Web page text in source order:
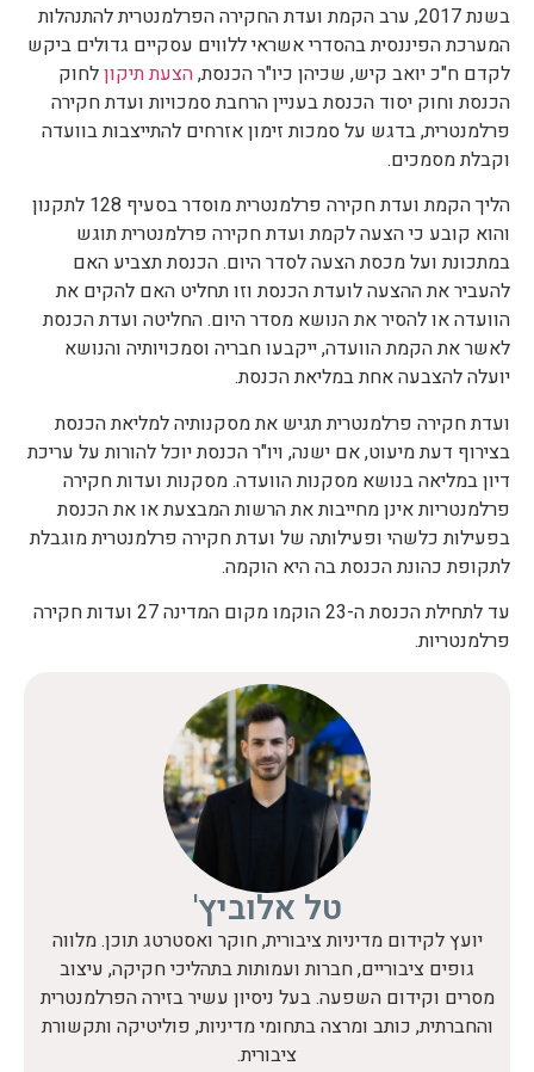
בשנת 2017, ערב הקמת ועדת החקירה הפרלמנטרית להתנהלות
המערכת הפיננסית בהסדרי אשראי ללווים עסקיים גדולים ביקש
לקדם ח"כ יואב קיש, שכיהן כיו"ר הכנסת,הצעת תיקוןלחוק
הכנסת וחוק יסוד הכנסת בעניין הרחבת סמכויות ועדת חקירה
פרלמנטרית, בדגש על סמכות זימון אזרחים להתייצבות בוועדה
וקבלת מסמכים.
הליך הקמת ועדת חקירה פרלמנטרית מוסדר בסעיף 128 לתקנון
והוא קובע כי הצעה לקמת ועדת חקירה פרלמנטרית תוגש
במתכונת ועל מכסת הצעה לסדר היום. הכנסת תצביע האם
להעביר את ההצעה לועדת הכנסת וזו תחליט האם להקים את
הוועדה או להסיר את הנושא מסדר היום. החליטה ועדת הכנסת
לאשר את הקמת הוועדה, ייקבעו חבריה וסמכויותיה והנושא
יועלה להצבעה אחת במליאת הכנסת.
ועדת חקירה פרלמנטרית תגיש את מסקנותיה למליאת הכנסת
בצירוף דעת מיעוט, אם ישנה, ויו"ר הכנסת יוכל להורות על עריכת
דיון במליאה בנושא מסקנות הוועדה. מסקנות ועדות חקירה
פרלמנטריות אינן מחייבות את הרשות המבצעת או את הכנסת
בפעילות כלשהי ופעילותה של ועדת חקירה פרלמנטרית מוגבלת
לתקופת כהונת הכנסת בה היא הוקמה.
עד לתחילת הכנסת ה-23 הוקמו מקום המדינה 27 ועדות חקירה
פרלמנטריות.
טל אלוביץ'
יועץ לקידום מדיניות ציבורית, חוקר ואסטרטג תוכן. מלווה
גופים ציבוריים, חברות ועמותות בתהליכי חקיקה, עיצוב
מסרים וקידום השפעה. בעל ניסיון עשיר בזירה הפרלמנטרית
והחברתית, כותב ומרצה בתחומי מדיניות, פוליטיקה ותקשורת
ציבורית.